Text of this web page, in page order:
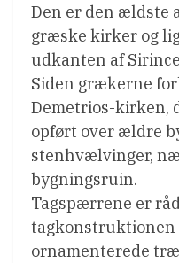
Den er den ældste
græske kirker og
udkanten af
Siden grækerne
Demetrios-kirken,
opført over ældre
stenhvælvinger,
bygningsruin.
Tagspærrene er
tagkonstruktionen
ornamenterede